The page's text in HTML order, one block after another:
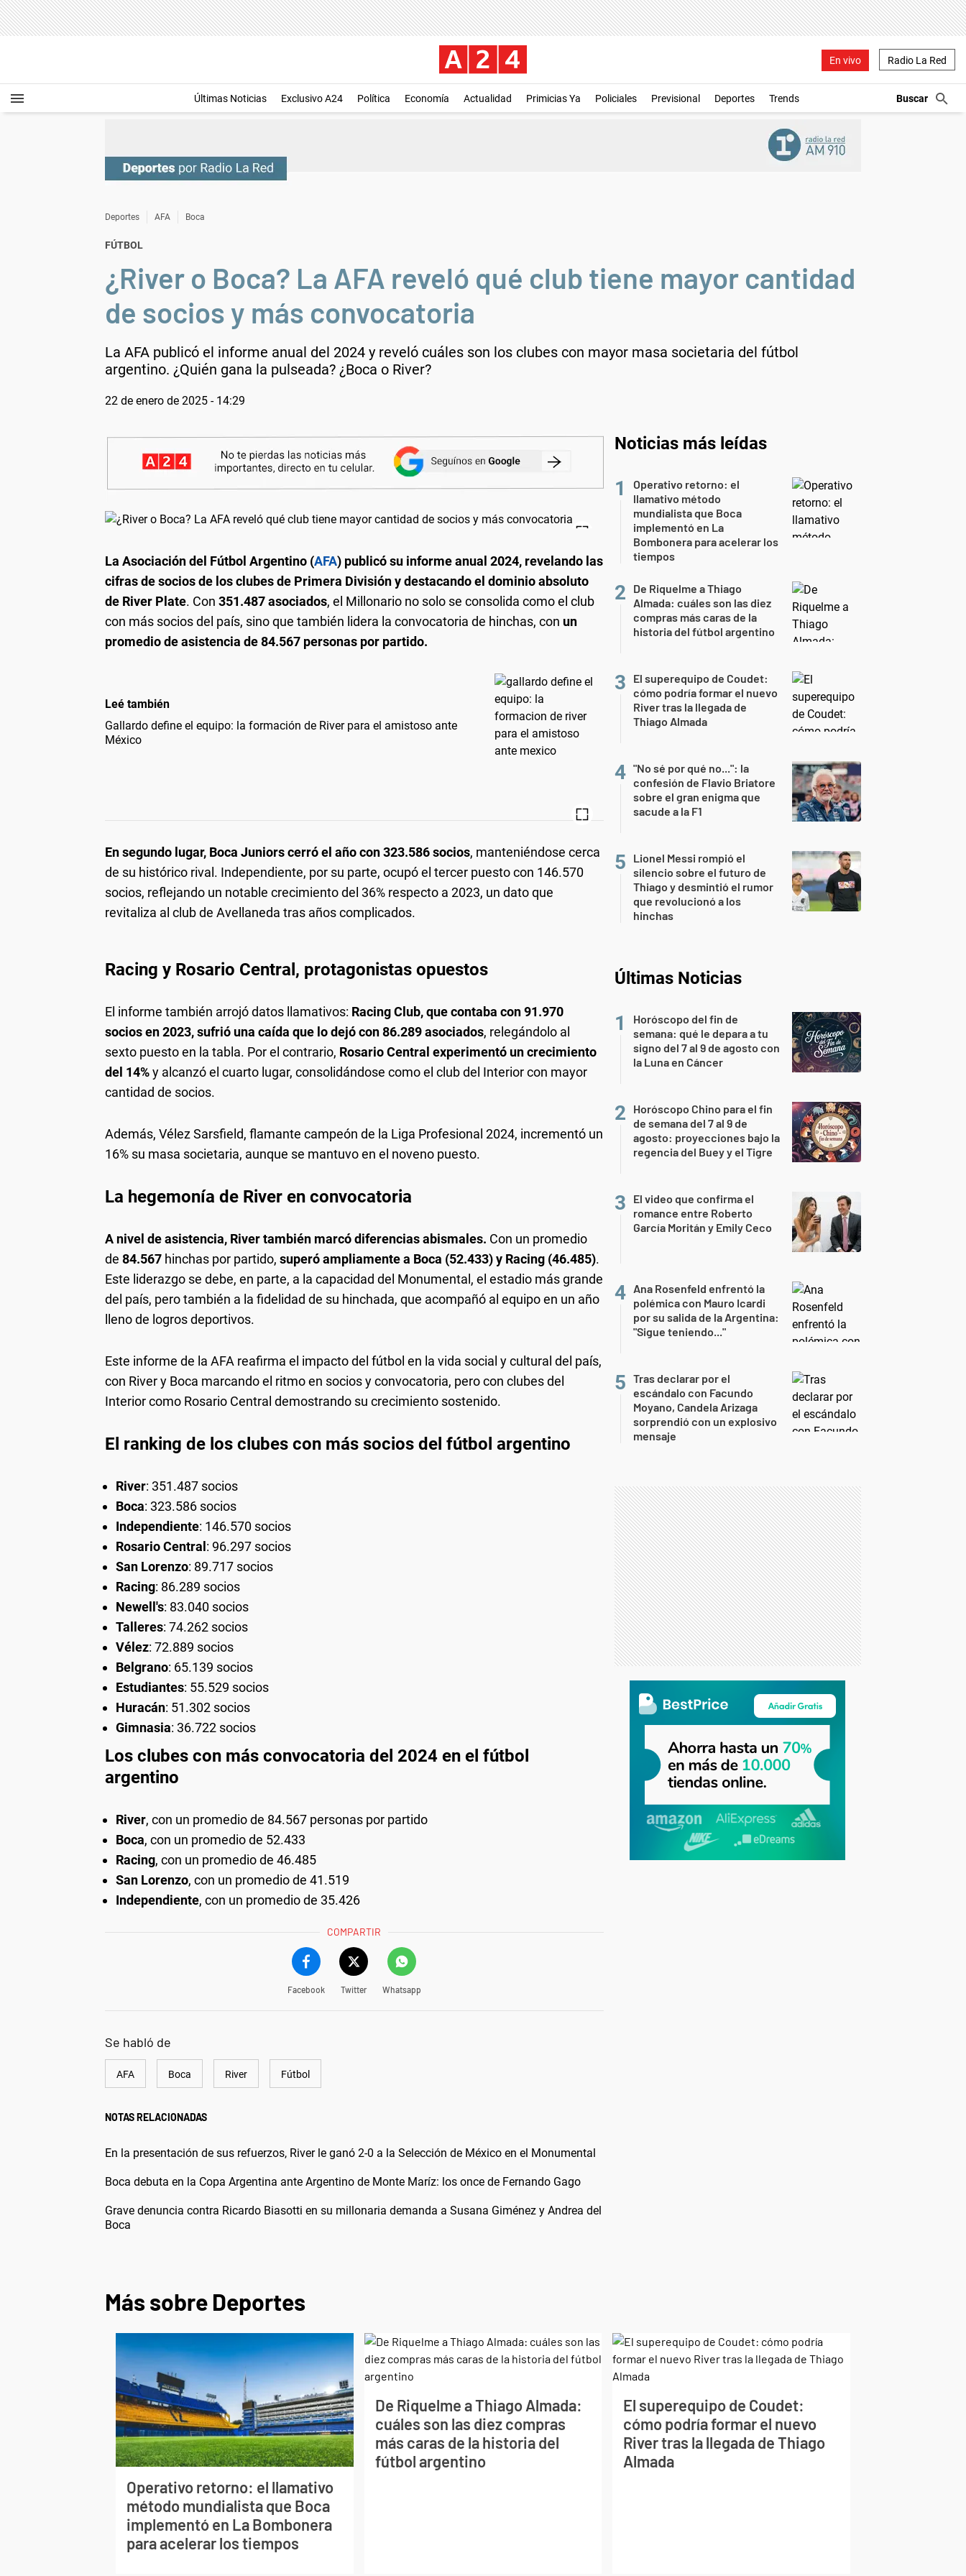
En vivo Radio La Red
Últimas Noticias Exclusivo A24 Política Economía Actualidad Primicias Ya Policiales Previsional Deportes Trends
Deportes AFA Boca
FÚTBOL
¿River o Boca? La AFA reveló qué club tiene mayor cantidad
de socios y más convocatoria
La AFA publicó el informe anual del 2024 y reveló cuáles son los clubes con mayor masa societaria del fútbol
argentino. ¿Quién gana la pulseada? ¿Boca o River?
22 de enero de 2025 - 14:29
La Asociación del Fútbol Argentino (AFA) publicó su informe anual 2024, revelando las
cifras de socios de los clubes de Primera División y destacando el dominio absoluto
de River Plate. Con 351.487 asociados, el Millonario no solo se consolida como el club
con más socios del país, sino que también lidera la convocatoria de hinchas, con un
promedio de asistencia de 84.567 personas por partido.
Leé también
Gallardo define el equipo: la formación de River para el amistoso ante
México
En segundo lugar, Boca Juniors cerró el año con 323.586 socios, manteniéndose cerca
de su histórico rival. Independiente, por su parte, ocupó el tercer puesto con 146.570
socios, reflejando un notable crecimiento del 36% respecto a 2023, un dato que
revitaliza al club de Avellaneda tras años complicados.
Racing y Rosario Central, protagonistas opuestos
El informe también arrojó datos llamativos: Racing Club, que contaba con 91.970
socios en 2023, sufrió una caída que lo dejó con 86.289 asociados, relegándolo al
sexto puesto en la tabla. Por el contrario, Rosario Central experimentó un crecimiento
del 14%y alcanzó el cuarto lugar, consolidándose como el club del Interior con mayor
cantidad de socios.
Además, Vélez Sarsfield, flamante campeón de la Liga Profesional 2024, incrementó un
16% su masa societaria, aunque se mantuvo en el noveno puesto.
La hegemonía de River en convocatoria
A nivel de asistencia, River también marcó diferencias abismales. Con un promedio
de 84.567 hinchas por partido, superó ampliamente a Boca (52.433) y Racing (46.485).
Este liderazgo se debe, en parte, a la capacidad del Monumental, el estadio más grande
del país, pero también a la fidelidad de su hinchada, que acompañó al equipo en un año
lleno de logros deportivos.
Este informe de la AFA reafirma el impacto del fútbol en la vida social y cultural del país,
con River y Boca marcando el ritmo en socios y convocatoria, pero con clubes del
Interior como Rosario Central demostrando su crecimiento sostenido.
El ranking de los clubes con más socios del fútbol argentino
River: 351.487 socios
Boca: 323.586 socios
Independiente: 146.570 socios
Rosario Central: 96.297 socios
San Lorenzo: 89.717 socios
Racing: 86.289 socios
Newell's: 83.040 socios
Talleres: 74.262 socios
Vélez: 72.889 socios
Belgrano: 65.139 socios
Estudiantes: 55.529 socios
Huracán: 51.302 socios
Gimnasia: 36.722 socios
Los clubes con más convocatoria del 2024 en el fútbol
argentino
River, con un promedio de 84.567 personas por partido
Boca, con un promedio de 52.433
Racing, con un promedio de 46.485
San Lorenzo, con un promedio de 41.519
Independiente, con un promedio de 35.426
COMPARTIR
Facebook Twitter Whatsapp
Se habló de
AFA Boca River Fútbol
NOTAS RELACIONADAS
En la presentación de sus refuerzos, River le ganó 2-0 a la Selección de México en el Monumental
Boca debuta en la Copa Argentina ante Argentino de Monte Maríz: los once de Fernando Gago
Grave denuncia contra Ricardo Biasotti en su millonaria demanda a Susana Giménez y Andrea del
Boca
Noticias más leídas
Operativo retorno: el
llamativo método
mundialista que Boca
implementó en La
Bombonera para acelerar los
tiempos
De Riquelme a Thiago
Almada: cuáles son las diez
compras más caras de la
historia del fútbol argentino
El superequipo de Coudet:
cómo podría formar el nuevo
River tras la llegada de
Thiago Almada
"No sé por qué no...": la
confesión de Flavio Briatore
sobre el gran enigma que
sacude a la F1
Lionel Messi rompió el
silencio sobre el futuro de
Thiago y desmintió el rumor
que revolucionó a los
hinchas
Últimas Noticias
Horóscopo del fin de
semana: qué le depara a tu
signo del 7 al 9 de agosto con
la Luna en Cáncer
Horóscopo Chino para el fin
de semana del 7 al 9 de
agosto: proyecciones bajo la
regencia del Buey y el Tigre
El video que confirma el
romance entre Roberto
García Moritán y Emily Ceco
Ana Rosenfeld enfrentó la
polémica con Mauro Icardi
por su salida de la Argentina:
"Sigue teniendo..."
Tras declarar por el
escándalo con Facundo
Moyano, Candela Arizaga
sorprendió con un explosivo
mensaje
Más sobre Deportes
Operativo retorno: el llamativo
método mundialista que Boca
implementó en La Bombonera
para acelerar los tiempos
De Riquelme a Thiago Almada:
cuáles son las diez compras
más caras de la historia del
fútbol argentino
El superequipo de Coudet:
cómo podría formar el nuevo
River tras la llegada de Thiago
Almada